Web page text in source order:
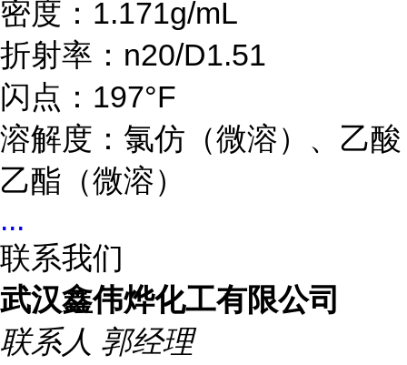
密度：1.171g/mL
折射率：n20/D1.51
闪点：197°F
溶解度：氯仿（微溶）、乙酸
乙酯（微溶）
...
联系我们
武汉鑫伟烨化工有限公司
联系人 郭经理